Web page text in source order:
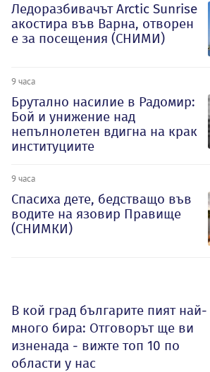
Ледоразбивачът Arctic Sunrise
акостира във Варна, отворен
е за посещения (СНИМИ)
9 часа
Брутално насилие в Радомир:
Бой и унижение над
непълнолетен вдигна на крак
институциите
9 часа
Спасиха дете, бедстващо във
водите на язовир Правище
(СНИМКИ)
В кой град българите пият най-
много бира: Отговорът ще ви
изненада - вижте топ 10 по
области у нас